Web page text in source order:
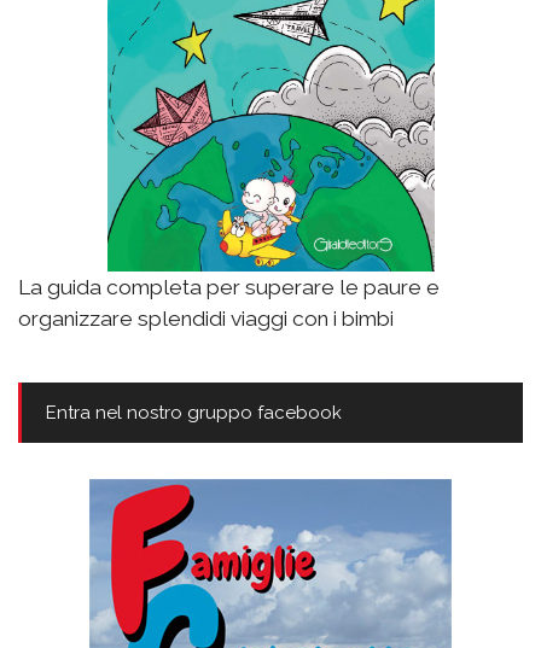
La guida completa per superare le paure e
organizzare splendidi viaggi con i bimbi
Entra nel nostro gruppo facebook